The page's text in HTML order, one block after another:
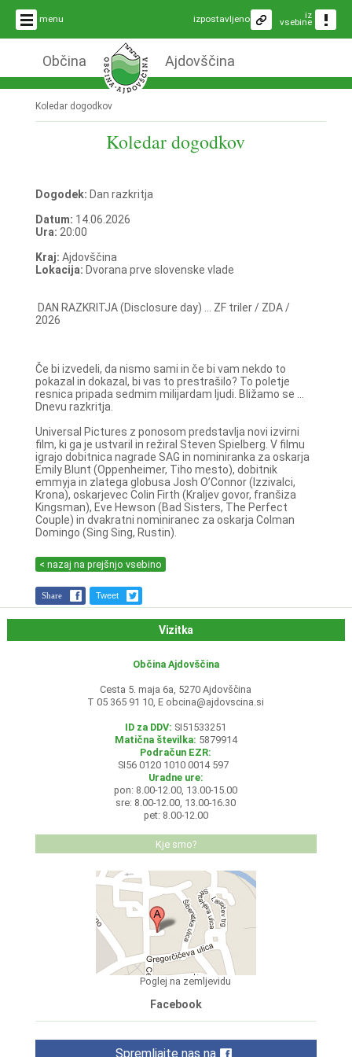
menu iz
vsebine
izpostavljeno
Občina Ajdovščina
Koledar dogodkov
Koledar dogodkov
Dogodek: Dan razkritja
Datum: 14.06.2026
Ura: 20:00
Kraj: Ajdovščina
Lokacija: Dvorana prve slovenske vlade
DAN RAZKRITJA (Disclosure day) ... ZF triler / ZDA /
2026
Če bi izvedeli, da nismo sami in če bi vam nekdo to
pokazal in dokazal, bi vas to prestrašilo? To poletje
resnica pripada sedmim milijardam ljudi. Bližamo se ...
Dnevu razkritja.
Universal Pictures z ponosom predstavlja novi izvirni
film, ki ga je ustvaril in režiral Steven Spielberg. V filmu
igrajo dobitnica nagrade SAG in nominiranka za oskarja
Emily Blunt (Oppenheimer, Tiho mesto), dobitnik
emmyja in zlatega globusa Josh O’Connor (Izzivalci,
Krona), oskarjevec Colin Firth (Kraljev govor, franšiza
Kingsman), Eve Hewson (Bad Sisters, The Perfect
Couple) in dvakratni nominiranec za oskarja Colman
Domingo (Sing Sing, Rustin).
< nazaj na prejšnjo vsebino
Share Tweet
Vizitka
Občina Ajdovščina
Cesta 5. maja 6a, 5270 Ajdovščina
T 05 365 91 10, E obcina@ajdovscina.si
ID za DDV: SI51533251
Matična številka: 5879914
Podračun EZR:
SI56 0120 1010 0014 597
Uradne ure:
pon: 8.00-12.00, 13.00-15.00
sre: 8.00-12.00, 13.00-16.30
pet: 8.00-12.00
Kje smo?
Poglej na zemljevidu
Facebook
Spremljajte nas na